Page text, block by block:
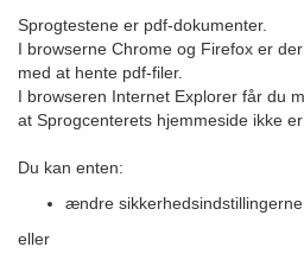
Sprogtestene er pdf-dokumenter.
I browserne Chrome og Firefox er
med at hente pdf-filer.
I browseren Internet Explorer får du
at Sprogcenterets hjemmeside ikke
Du kan enten:
ændre sikkerhedsindstillingerne
eller